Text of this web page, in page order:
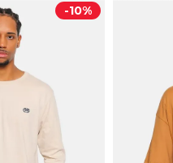
-10%